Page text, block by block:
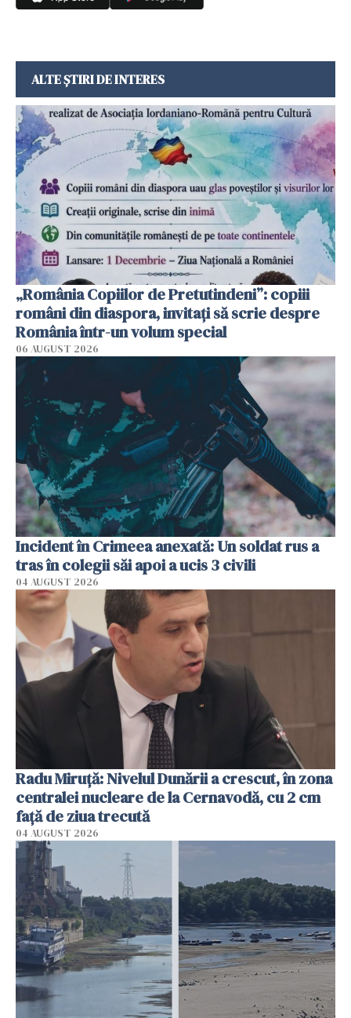
ALTE ȘTIRI DE INTERES
„România Copiilor de Pretutindeni”: copiii
români din diaspora, invitați să scrie despre
România într-un volum special
06 AUGUST 2026
Incident în Crimeea anexată: Un soldat rus a
tras în colegii săi apoi a ucis 3 civili
04 AUGUST 2026
Radu Miruţă: Nivelul Dunării a crescut, în zona
centralei nucleare de la Cernavodă, cu 2 cm
faţă de ziua trecută
04 AUGUST 2026